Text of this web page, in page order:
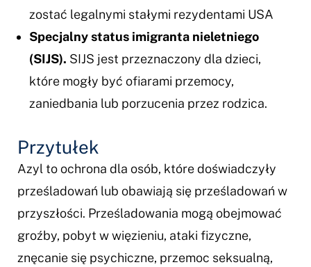
zostać legalnymi stałymi rezydentami USA
Specjalny status imigranta nieletniego
(SIJS). SIJS jest przeznaczony dla dzieci,
które mogły być ofiarami przemocy,
zaniedbania lub porzucenia przez rodzica.
Przytułek
Azyl to ochrona dla osób, które doświadczyły
prześladowań lub obawiają się prześladowań w
przyszłości. Prześladowania mogą obejmować
groźby, pobyt w więzieniu, ataki fizyczne,
znęcanie się psychiczne, przemoc seksualną,